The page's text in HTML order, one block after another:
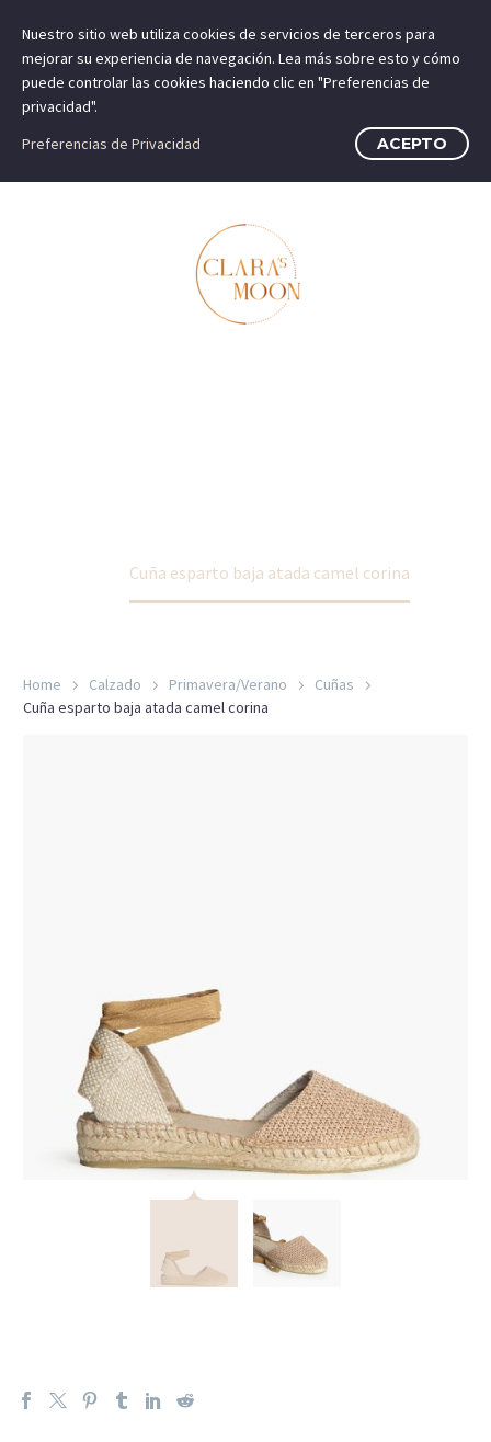
Cuña esparto baja atada camel corina
Home Calzado Primavera/Verano
Cuñas
Cuña esparto baja atada camel corina
Nuestro sitio web utiliza cookies de servicios de terceros para
mejorar su experiencia de navegación. Lea más sobre esto y cómo
puede controlar las cookies haciendo clic en "Preferencias de
privacidad".
Preferencias de Privacidad
ACEPTO